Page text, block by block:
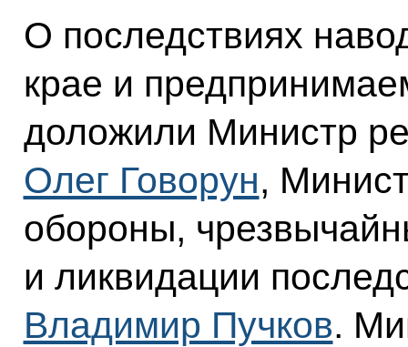
О последствиях
крае и
доложили Министр
Олег Говорун,
обороны,
и ликвидации
Владимир Пучков.